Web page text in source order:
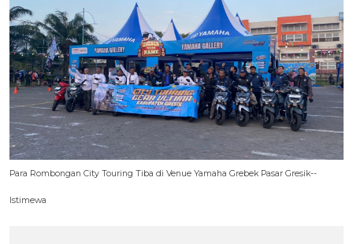
Para Rombongan City Touring Tiba di Venue Yamaha Grebek Pasar Gresik--
Istimewa